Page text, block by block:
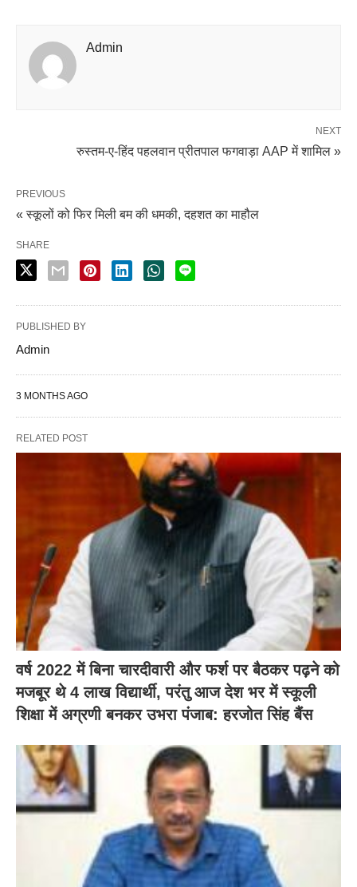
Admin
NEXT
रुस्तम-ए-हिंद पहलवान प्रीतपाल फगवाड़ा AAP में शामिल »
PREVIOUS
« स्कूलों को फिर मिली बम की धमकी, दहशत का माहौल
SHARE
PUBLISHED BY
Admin
3 MONTHS AGO
RELATED POST
वर्ष 2022 में बिना चारदीवारी और फर्श पर बैठकर पढ़ने को
मजबूर थे 4 लाख विद्यार्थी, परंतु आज देश भर में स्कूली
शिक्षा में अग्रणी बनकर उभरा पंजाब: हरजोत सिंह बैंस